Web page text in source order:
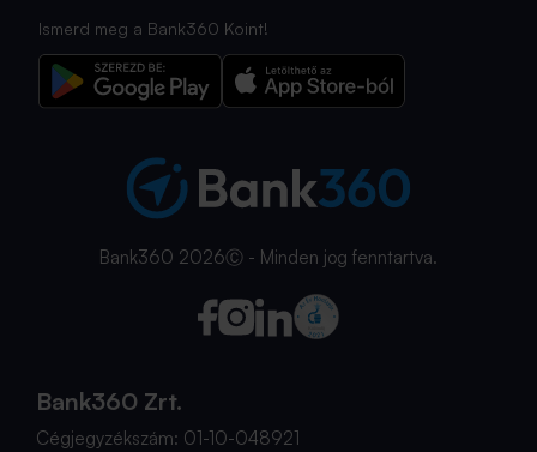
Ismerd meg a Bank360 Koint!
Bank360 2026Ⓒ - Minden jog fenntartva.
Bank360 Zrt.
Cégjegyzékszám: 01-10-048921